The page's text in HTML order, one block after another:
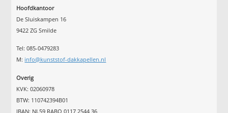
Hoofdkantoor
De Sluiskampen 16
9422 ZG Smilde
Tel: 085-0479283
M: info@kunststof-dakkapellen.nl
Overig
KVK: 02060978
BTW: 110742394B01
IBAN: NL59 RABO 0117 2544 36